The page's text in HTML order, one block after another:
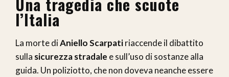
l’Italia
La morte diAniello Scarpatiriaccende il dibattito
sulla sicurezza stradale e sull’uso di sostanze alla
guida. Un poliziotto, che non doveva neanche essere